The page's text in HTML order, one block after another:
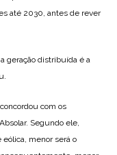
até 2030, antes de rever
geração distribuída é a
com os
Segundo ele,
menor será o